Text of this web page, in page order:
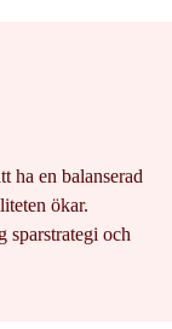
ha en balanserad
ökar.
och